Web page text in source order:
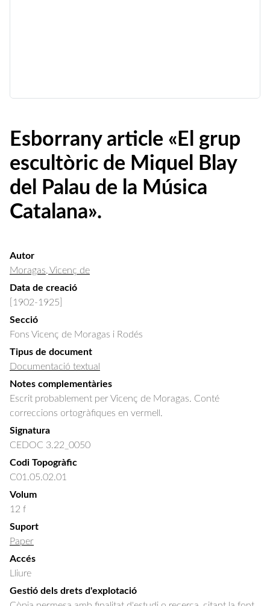
Esborrany article «El grup
escultòric de Miquel Blay
del Palau de la Música
Catalana».
Autor
Moragas, Vicenç de
Data de creació
[1902-1925]
Secció
Fons Vicenç de Moragas i Rodés
Tipus de document
Documentació textual
Notes complementàries
Escrit probablement per Vicenç de Moragas. Conté
correccions ortogràfiques en vermell.
Signatura
CEDOC 3.22_0050
Codi Topogràfic
C01.05.02.01
Volum
12 f
Suport
Paper
Accés
Lliure
Gestió dels drets d'explotació